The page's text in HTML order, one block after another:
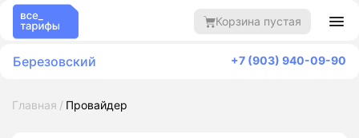
Корзина пустая
Березовский +7 (903) 940-09-90
Главная Провайдер